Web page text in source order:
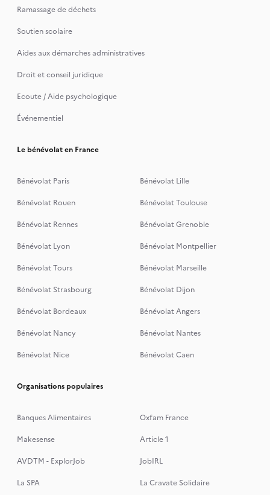
Ramassage de déchets
Soutien scolaire
Aides aux démarches administratives
Droit et conseil juridique
Ecoute / Aide psychologique
Événementiel
Le bénévolat en France
Bénévolat Paris
Bénévolat Lille
Bénévolat Rouen
Bénévolat Toulouse
Bénévolat Rennes
Bénévolat Grenoble
Bénévolat Lyon
Bénévolat Montpellier
Bénévolat Tours
Bénévolat Marseille
Bénévolat Strasbourg
Bénévolat Dijon
Bénévolat Bordeaux
Bénévolat Angers
Bénévolat Nancy
Bénévolat Nantes
Bénévolat Nice
Bénévolat Caen
Organisations populaires
Banques Alimentaires
Oxfam France
Makesense
Article 1
AVDTM - ExplorJob
JobIRL
La SPA
La Cravate Solidaire